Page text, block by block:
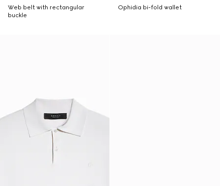
Web belt with rectangular
buckle
Ophidia bi-fold wallet